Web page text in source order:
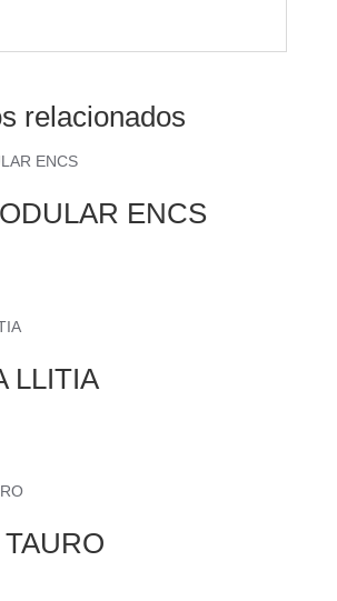
relacionados
ENCS
LLITIA